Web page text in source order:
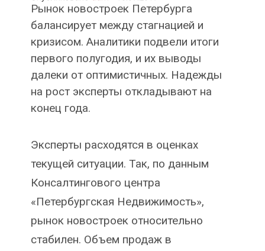
и
Рынок новостроек Петербурга
балансирует между стагнацией и
кризисом. Аналитики подвели итоги
первого полугодия, и их выводы
далеки от оптимистичных. Надежды
на рост эксперты откладывают на
конец года.
Эксперты расходятся в оценках
текущей ситуации. Так, по данным
Консалтингового центра
«Петербургская Недвижимость»,
рынок новостроек относительно
стабилен. Объем продаж в